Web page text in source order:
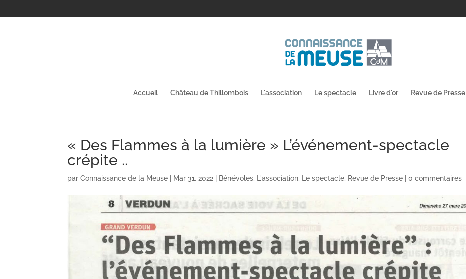
Accueil Château de Thillombois L'association Le spectacle Livre d'or Revue de Presse
« Des Flammes à la lumière » L’événement-spectacle
crépite ..
parConnaissance de la Meuse | Mar 31, 2022 | Bénévoles, L'association, Le spectacle, Revue de Presse |0 commentaires